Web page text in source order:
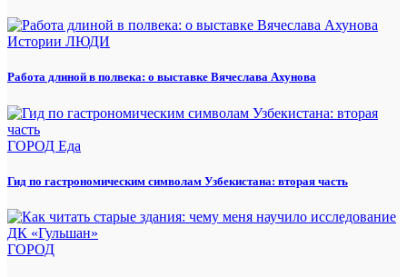
Истории ЛЮДИ
Работа длиной в полвека: о выставке Вячеслава Ахунова
ГОРОД Еда
Гид по гастрономическим символам Узбекистана: вторая часть
ГОРОД